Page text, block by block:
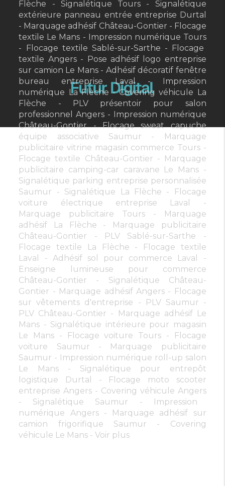
Flèche
Signalétique Tours
Signalétique
extérieure panneau entrée entreprise Durtal
Marquage adhésif Château-Gontier
Flocage
textile Le Mans
Impression numérique Tours
Flocage textile Sablé-sur-Sarthe
Flocage
textile Angers
Pose adhésif logo entreprise
sur camion Le Mans
Adhésif décoratif fenêtre
bureau entreprise Laval
Impression
numérique La Flèche
Covering véhicule La
Flèche
PLV présentoir pour salon
professionnel Angers
Impression numérique
Château-Gontier
Flocage sweat capuche
équipe associative Saumur
Marquage
publicitaire vitrine magasin commerce Tours
Flocage textile Château-Gontier
Marquage
publicitaire camping-car caravane Le Mans
Signalétique parking entreprise personnalisée
Saumur
Signalétique La Flèche
Flocage
voiture électrique entreprise Laval
Marquage publicitaire Tours
Marquage
adhésif La Flèche
Marquage publicitaire
Château-Gontier
PLV Sablé-sur-Sarthe
Flocage textile La Flèche
Flocage textile
Laval
Adhésif sol pour commerce Laval
Enseigne lumineuse pour commerce
Château-Gontier
Signalétique Château-
Gontier
Marquage adhésif Angers
Flocage
sur vêtements d'entreprise
PLV Saumur
PLV Château-Gontier
Marquage adhésif Le
Mans
Signalétique intérieure pour magasin
Le Mans
Flocage voiture Tours
Flocage
voiture Saumur
Marquage publicitaire
Saumur
Impression numérique roll-up salon
Le Mans
Signalétique pour entrepôt
logistique Durtal
Flocage moto scooter
entreprise Angers
Covering véhicule Angers
Signalétique Saumur
Impression
numérique Angers
Marquage adhésif sur
camion frigorifique Saumur
Covering
véhicule Le Mans
Voir plus